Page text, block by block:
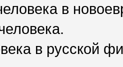
в
в русской